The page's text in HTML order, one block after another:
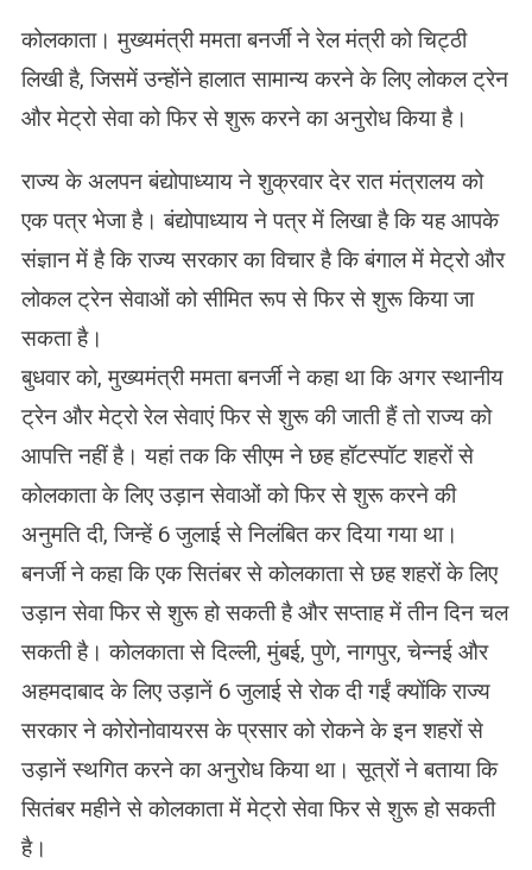
कोलकाता। मुख्यमंत्री ममता बनर्जी ने रेल मंत्री को चिट्ठी
लिखी है, जिसमें उन्होंने हालात सामान्य करने के लिए लोकल ट्रेन
और मेट्रो सेवा को फिर से शुरू करने का अनुरोध किया है।
राज्य के अलपन बंद्योपाध्याय ने शुक्रवार देर रात मंत्रालय को
एक पत्र भेजा है। बंद्योपाध्याय ने पत्र में लिखा है कि यह आपके
संज्ञान में है कि राज्य सरकार का विचार है कि बंगाल में मेट्रो और
लोकल ट्रेन सेवाओं को सीमित रूप से फिर से शुरू किया जा
सकता है।
बुधवार को, मुख्यमंत्री ममता बनर्जी ने कहा था कि अगर स्थानीय
ट्रेन और मेट्रो रेल सेवाएं फिर से शुरू की जाती हैं तो राज्य को
आपत्ति नहीं है। यहां तक ​​कि सीएम ने छह हॉटस्पॉट शहरों से
कोलकाता के लिए उड़ान सेवाओं को फिर से शुरू करने की
अनुमति दी, जिन्हें 6 जुलाई से निलंबित कर दिया गया था।
बनर्जी ने कहा कि एक सितंबर से कोलकाता से छह शहरों के लिए
उड़ान सेवा फिर से शुरू हो सकती है और सप्ताह में तीन दिन चल
सकती है। कोलकाता से दिल्ली, मुंबई, पुणे, नागपुर, चेन्नई और
अहमदाबाद के लिए उड़ानें 6 जुलाई से रोक दी गईं क्योंकि राज्य
सरकार ने कोरोनोवायरस के प्रसार को रोकने के इन शहरों से
उड़ानें स्थगित करने का अनुरोध किया था। सूत्रों ने बताया कि
सितंबर महीने से कोलकाता में मेट्रो सेवा फिर से शुरू हो सकती
है।